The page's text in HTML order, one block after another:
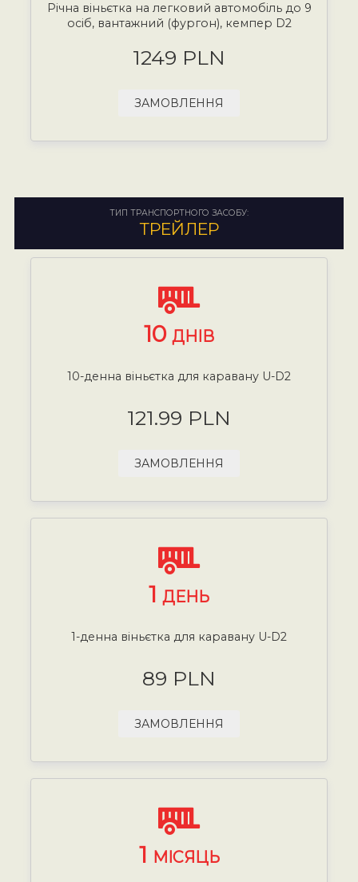
Річна віньєтка на легковий автомобіль до 9
осіб, вантажний (фургон), кемпер D2
1249 PLN
ЗАМОВЛЕННЯ
ТИП ТРАНСПОРТНОГО ЗАСОБУ:
ТРЕЙЛЕР
10 ДНІВ
10-денна віньєтка для каравану U-D2
121.99 PLN
ЗАМОВЛЕННЯ
1 ДЕНЬ
1-денна віньєтка для каравану U-D2
89 PLN
ЗАМОВЛЕННЯ
1 МІСЯЦЬ